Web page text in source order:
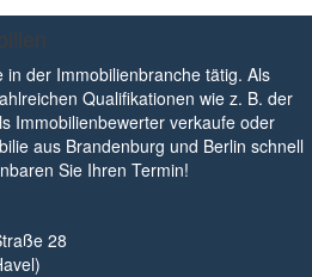
in der Immobilienbranche tätig. Als
Qualifikationen wie z. B. der
Immobilienbewerter verkaufe oder
aus Brandenburg und Berlin schnell
Sie Ihren Termin!
28